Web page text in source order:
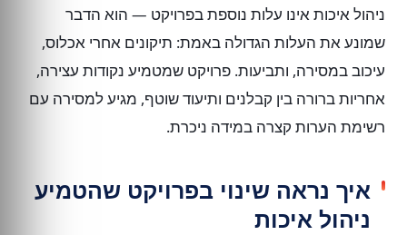
ניהול איכות אינו עלות נוספת בפרויקט — הוא הדבר
שמונע את העלות הגדולה באמת: תיקונים אחרי אכלוס,
עיכוב במסירה, ותביעות. פרויקט שמטמיע נקודות עצירה,
אחריות ברורה בין קבלנים ותיעוד שוטף, מגיע למסירה עם
רשימת הערות קצרה במידה ניכרת.
איך נראה שינוי בפרויקט שהטמיע
ניהול איכות